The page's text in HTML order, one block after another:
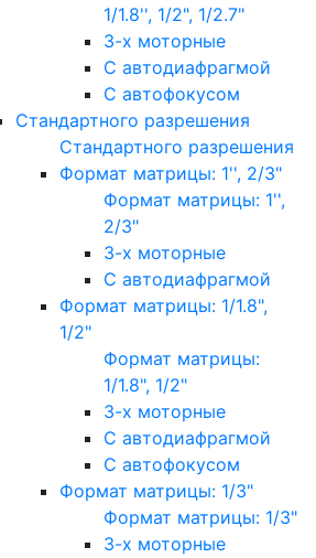
1/1.8'', 1/2", 1/2.7"
3-х моторные
С автодиафрагмой
С автофокусом
Стандартного разрешения
Стандартного разрешения
Формат матрицы: 1'', 2/3"
Формат матрицы: 1'',
2/3"
3-х моторные
С автодиафрагмой
Формат матрицы: 1/1.8",
1/2"
Формат матрицы:
1/1.8", 1/2"
3-х моторные
С автодиафрагмой
С автофокусом
Формат матрицы: 1/3"
Формат матрицы: 1/3"
3-х моторные